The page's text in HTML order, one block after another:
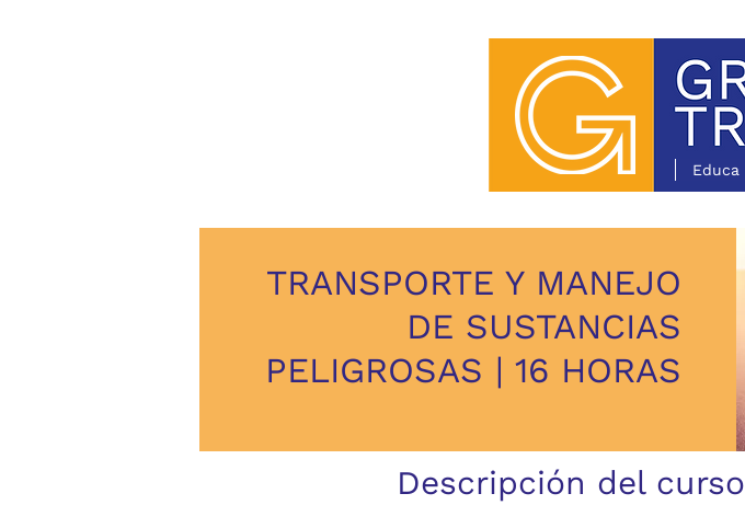
Educa
TRANSPORTE Y MANEJO
DE SUSTANCIAS
PELIGROSAS | 16 HORAS
Descripción del curso